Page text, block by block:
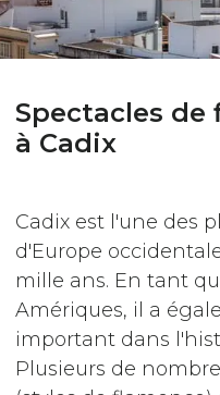
Spectacles de
à Cadix
Cadix est l'une des
d'Europe
mille ans. En tant
Amériques, il a
important dans
Plusieurs de